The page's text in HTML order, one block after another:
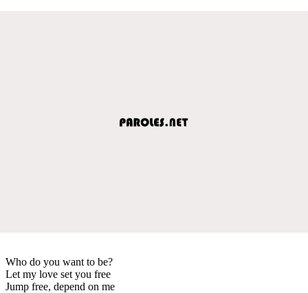
Who do you want to be?
Let my love set you free
Jump free, depend on me